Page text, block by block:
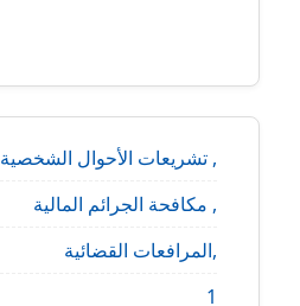
, تشريعات الأحوال الشخصية
, مكافحة الجرائم المالية
,المرافعات القضائية
1